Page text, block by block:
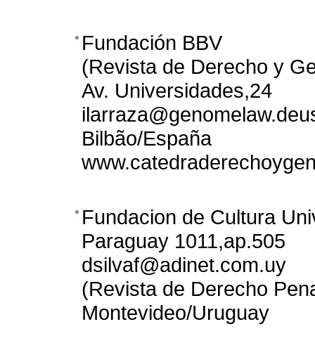
Fundación BBV
(Revista de Derecho y
Av. Universidades,24
Bilbão/España
Fundacion de Cultura
Paraguay 1011,ap.505
dsilvaf@adinet.com.uy
(Revista de Derecho
Montevideo/Uruguay